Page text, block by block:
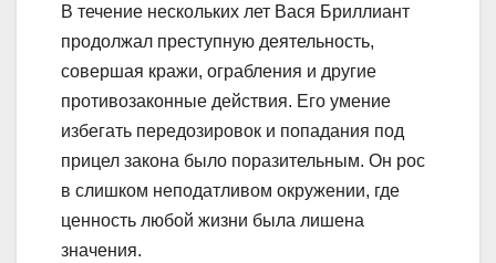
В течение нескольких лет Вася Бриллиант
продолжал преступную деятельность,
совершая кражи, ограбления и другие
противозаконные действия. Его умение
избегать передозировок и попадания под
прицел закона было поразительным. Он рос
в слишком неподатливом окружении, где
ценность любой жизни была лишена
значения.